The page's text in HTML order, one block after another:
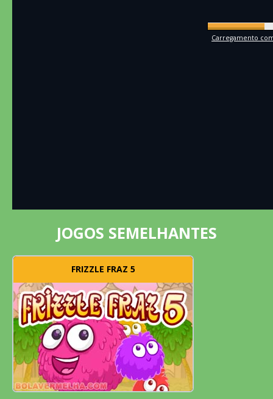
Carregamento
JOGOS SEMELHANTES
FRIZZLE FRAZ 5